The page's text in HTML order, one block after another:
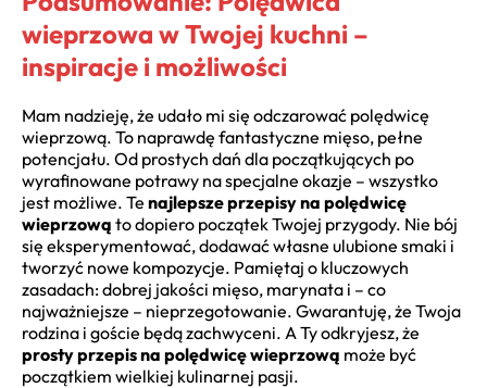
wieprzowa w Twojej kuchni –
inspiracje i możliwości
Mam nadzieję, że udało mi się odczarować polędwicę
wieprzową. To naprawdę fantastyczne mięso, pełne
potencjału. Od prostych dań dla początkujących po
wyrafinowane potrawy na specjalne okazje – wszystko
jest możliwe. Te najlepsze przepisy na polędwicę
wieprzową to dopiero początek Twojej przygody. Nie bój
się eksperymentować, dodawać własne ulubione smaki i
tworzyć nowe kompozycje. Pamiętaj o kluczowych
zasadach: dobrej jakości mięso, marynata i – co
najważniejsze – nieprzegotowanie. Gwarantuję, że Twoja
rodzina i goście będą zachwyceni. A Ty odkryjesz, że
prosty przepis na polędwicę wieprzową może być
początkiem wielkiej kulinarnej pasji.